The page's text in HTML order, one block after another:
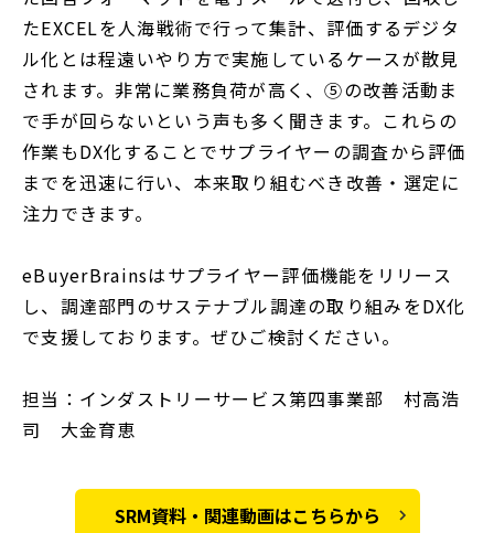
たEXCELを人海戦術で行って集計、評価するデジタ
ル化とは程遠いやり方で実施しているケースが散見
されます。非常に業務負荷が高く、⑤の改善活動ま
で手が回らないという声も多く聞きます。これらの
作業もDX化することでサプライヤーの調査から評価
までを迅速に行い、本来取り組むべき改善・選定に
注力できます。
eBuyerBrainsはサプライヤー評価機能をリリース
し、調達部門のサステナブル調達の取り組みをDX化
で支援しております。ぜひご検討ください。
担当：インダストリーサービス第四事業部 村高浩
司 大金育恵
SRM資料・関連動画はこちらから